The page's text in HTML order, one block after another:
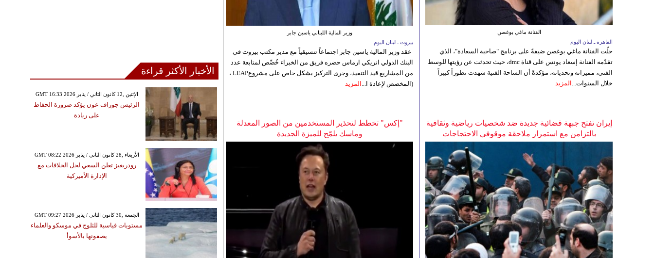
وزير المالية اللبناني ياسين جابر
بيروت ـ لبنان اليوم
عقد وزير المالية ياسين جابر اجتماعاً تنسيقياً مع مدير مكتب بيروت في
البنك الدولي انريكي ارماس حضره فريق من الخبراء خُصِّص لمتابعة عدد
من المشاريع قيد التنفيذ، وجرى التركيز بشكل خاص على مشروعLEAP ،
(المخصص لإعادة ا... المزيد
الفنانة ماغي بوغصن
القاهرة ـ لبنان اليوم
حلّت الفنانة ماغي بوغصن ضيفةً على برنامج "صاحبة السعادة"، الذي
تقدّمه الفنانة إسعاد يونس على قناة dmc، حيث تحدثت عن رؤيتها للوسط
الفني، مميزاته وتحدياته، مؤكدةً أن الساحة الفنية شهدت تطوراً كبيراً
خلال السنوات... المزيد
"إكس" تخطط لتحذير المستخدمين من الصور المعدلة
وماسك يلمّح للميزة الجديدة
إيران تفتح جبهة قضائية جديدة ضد شخصيات رياضية وثقافية
بالتزامن مع استمرار ملاحقة موقوفي الاحتجاجات
الأخبار الأكثر قراءة
GMT 16:33 2026 الإثنين ,12 كانون الثاني / يناير
الرئيس جوزاف عون يؤكد ضرورة الحفاظ
على ريادة
GMT 08:22 2026 الأربعاء ,28 كانون الثاني / يناير
رودريغيز تعلن السعي لحل الخلافات مع
الإدارة الأميركية
GMT 09:27 2026 الجمعة ,30 كانون الثاني / يناير
مستويات قياسية للثلوج في موسكو والعلماء
يصفونها بالأسوأ